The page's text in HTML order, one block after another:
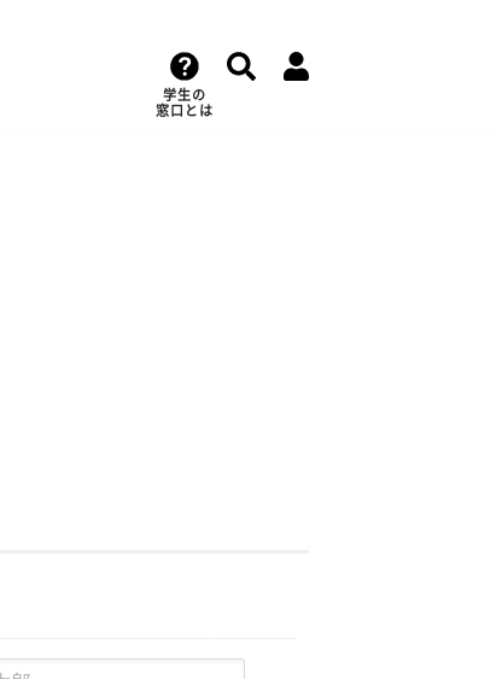
学生の
窓口とは